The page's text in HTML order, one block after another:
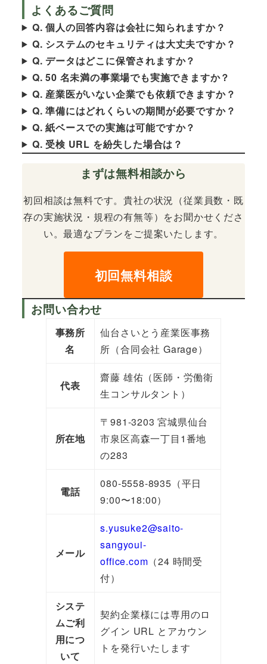
よくあるご質問
Q. 個人の回答内容は会社に知られますか？
Q. システムのセキュリティは大丈夫ですか？
Q. データはどこに保管されますか？
Q. 50 名未満の事業場でも実施できますか？
Q. 産業医がいない企業でも依頼できますか？
Q. 準備にはどれくらいの期間が必要ですか？
Q. 紙ベースでの実施は可能ですか？
Q. 受検 URL を紛失した場合は？
まずは無料相談から
初回相談は無料です。貴社の状況（従業員数・既
存の実施状況・規程の有無等）をお聞かせくださ
い。最適なプランをご提案いたします。
初回無料相談
お問い合わせ
事務所
名
仙台さいとう産業医事務
所（合同会社 Garage）
代表
齋藤 雄佑（医師・労働衛
生コンサルタント）
所在地
〒981-3203 宮城県仙台
市泉区高森一丁目1番地
の283
電話
080-5558-8935（平日
9:00〜18:00）
メール
s.yusuke2@saito-
sangyoui-
office.com （24 時間受
付）
システ
ムご利
用につ
いて
契約企業様には専用のロ
グイン URL とアカウン
トを発行いたします